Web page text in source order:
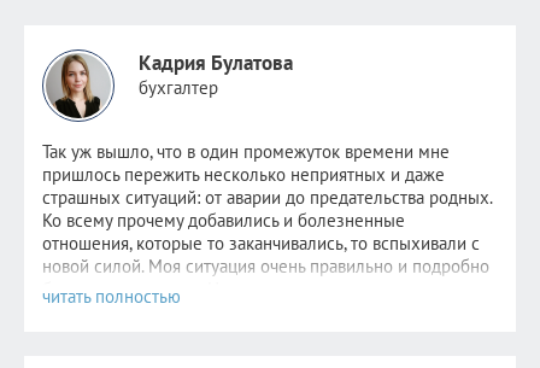
Кадрия Булатова
бухгалтер
Так уж вышло, что в один промежуток времени мне
пришлось пережить несколько неприятных и даже
страшных ситуаций: от аварии до предательства родных.
Ко всему прочему добавились и болезненные
отношения, которые то заканчивались, то вспыхивали с
новой силой. Моя ситуация очень правильно и подробно
была описаназдесь